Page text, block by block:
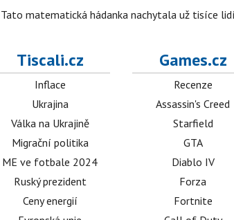
Tato matematická hádanka nachytala už tisíce
Tiscali.cz
Inflace
Ukrajina
Válka na Ukrajině
Migrační politika
ME ve fotbale 2024
Ruský prezident
Ceny energií
Games.cz
Recenze
Assassin's Creed
Starfield
GTA
Diablo IV
Forza
Fortnite